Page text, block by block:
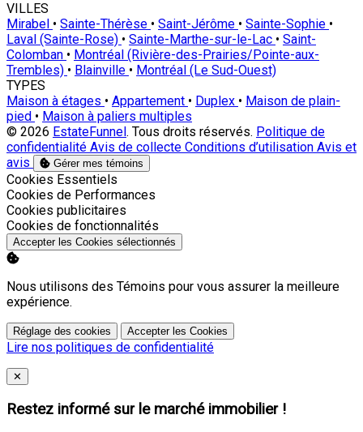
VILLES
Mirabel • Sainte-Thérèse • Saint-Jérôme • Sainte-Sophie •
Laval (Sainte-Rose) • Sainte-Marthe-sur-le-Lac • Saint-
Colomban • Montréal (Rivière-des-Prairies/Pointe-aux-
Trembles) • Blainville • Montréal (Le Sud-Ouest)
TYPES
Maison à étages • Appartement • Duplex • Maison de plain-
pied • Maison à paliers multiples
© 2026 EstateFunnel. Tous droits réservés. Politique de
confidentialité Avis de collecte Conditions d’utilisation Avis et
avis
Gérer mes témoins
Activer
Cookies Essentiels
Activer
Cookies de Performances
Activer
Cookies publicitaires
Activer
Cookies de fonctionnalités
Accepter les Cookies sélectionnés
Nous utilisons des Témoins pour vous assurer la meilleure
expérience.
Réglage des cookies Accepter les Cookies
Lire nos politiques de confidentialité
Close
✕
Restez informé sur le marché immobilier !